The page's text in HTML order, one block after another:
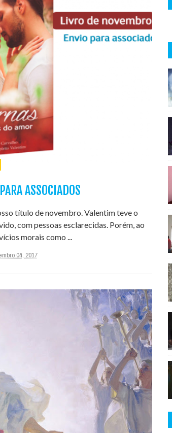
ASSOCIADOS
título de novembro. Valentim teve o
com pessoas esclarecidas. Porém, ao
morais como ...
04, 2017